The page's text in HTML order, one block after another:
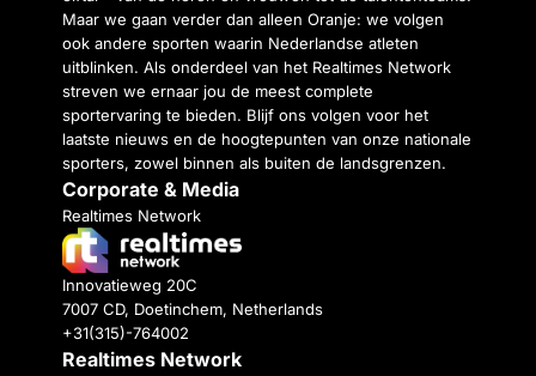
Maar we gaan verder dan alleen Oranje: we volgen
ook andere sporten waarin Nederlandse atleten
uitblinken. Als onderdeel van het Realtimes Network
streven we ernaar jou de meest complete
sportervaring te bieden. Blijf ons volgen voor het
laatste nieuws en de hoogtepunten van onze nationale
sporters, zowel binnen als buiten de landsgrenzen.
Corporate & Media
Realtimes Network
Innovatieweg 20C
7007 CD, Doetinchem, Netherlands
+31(315)-764002
Realtimes Network